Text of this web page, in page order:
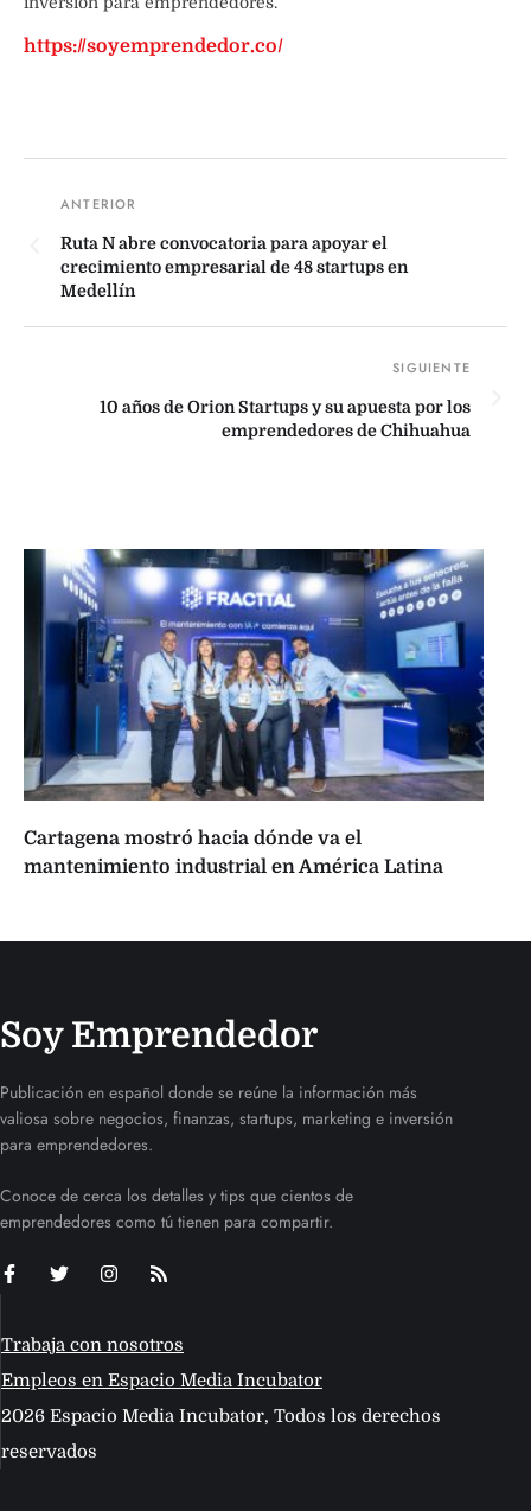
https://soyemprendedor.co/
Ruta N abre convocatoria para apoyar el
crecimiento empresarial de 48 startups en
Medellín
10 años de Orion Startups y su apuesta por los
emprendedores de Chihuahua
Cartagena mostró hacia dónde va el
mantenimiento industrial en América Latina
Soy Emprendedor
Publicación en español donde se reúne la información más
valiosa sobre negocios, finanzas, startups, marketing e inversión
para emprendedores.
Conoce de cerca los detalles y tips que cientos de
emprendedores como tú tienen para compartir.
Trabaja con nosotros
Empleos en Espacio Media Incubator
2026 Espacio Media Incubator, Todos los derechos
reservados